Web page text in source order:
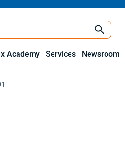
Academy Services Newsroom